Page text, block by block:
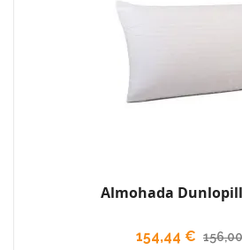
Almohada
154,44 €